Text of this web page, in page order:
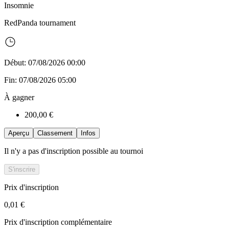
Insomnie
RedPanda tournament
Début: 07/08/2026 00:00
Fin: 07/08/2026 05:00
À gagner
200,00 €
Aperçu Classement Infos
Il n'y a pas d'inscription possible au tournoi
S'inscrire
Prix d'inscription
0,01 €
Prix d'inscription complémentaire